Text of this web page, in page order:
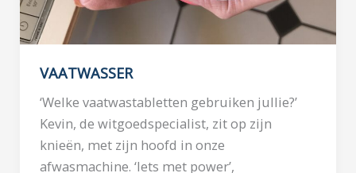
VAATWASSER
‘Welke vaatwastabletten gebruiken jullie?’
Kevin, de witgoedspecialist, zit op zijn
knieën, met zijn hoofd in onze
afwasmachine. ‘Iets met power’,